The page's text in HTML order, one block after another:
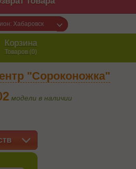
Хабаровск
Корзина
Товаров (0)
"Сороконожка"
модели в наличии